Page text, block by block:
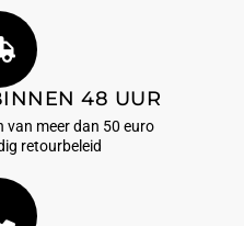
48 UUR
van meer dan 50 euro
retourbeleid